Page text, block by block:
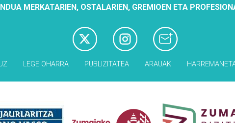
MERKATARIEN, OSTALARIEN, GREMIOEN ETA
LEGE OHARRA PUBLIZITATEA ARAUAK